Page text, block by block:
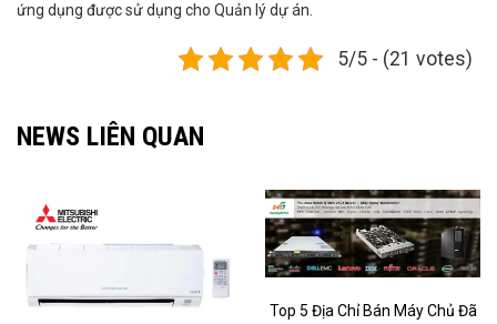
ứng dụng được sử dụng cho Quản lý dự án.
5/5 - (21 votes)
NEWS LIÊN QUAN
Top 5 Địa Chỉ Bán Máy Chủ Đã